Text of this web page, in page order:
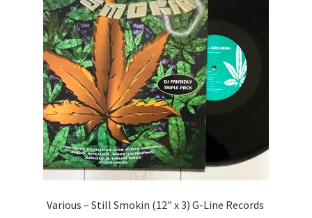
Various ‎– Still Smokin (12″ x 3) G-Line Records ‎